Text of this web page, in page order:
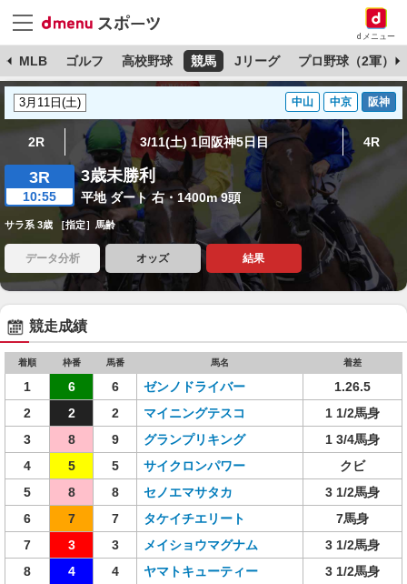
dメニュー
MLB ゴルフ 高校野球 競馬 Jリーグ プロ野球（2軍）
中山 中京 阪神
2R 3/11(土) 1回阪神5日目 4R
3R
10:55
3歳未勝利
平地 ダート 右・1400m 9頭
サラ系 3歳 ［指定］馬齢
データ分析 オッズ 結果
競走成績
着順 枠番 馬番 馬名 着差
1 6 6 ゼンノドライバー
1.26.5
2
2 2 マイニングテスコ
1 1/2馬身
3
8 9 グランプリキング
1 3/4馬身
4
5 5 サイクロンパワー
クビ
5
8 8 セノエマサタカ
3 1/2馬身
6
7 7 タケイチエリート
7馬身
7
3 3 メイショウマグナム
3 1/2馬身
8
4 4 ヤマトキューティー
3 1/2馬身